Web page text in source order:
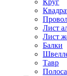
Круг
Лист
Лист
Балки
Тавр
Полоса